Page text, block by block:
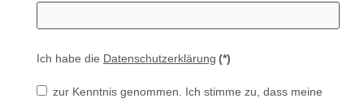
Ich habe die Datenschutzerklärung (*)
zur Kenntnis genommen. Ich stimme zu, dass meine